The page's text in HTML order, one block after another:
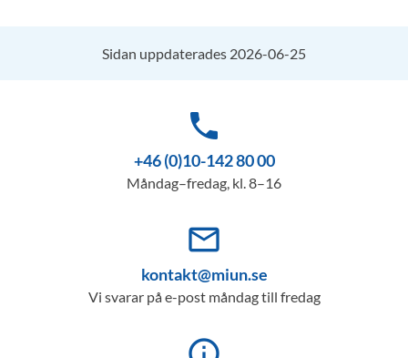
Sidan uppdaterades 2026-06-25
phone
+46 (0)10-142 80 00
Måndag–fredag, kl. 8–16
mail_outline
kontakt@miun.se
Vi svarar på e-post måndag till fredag